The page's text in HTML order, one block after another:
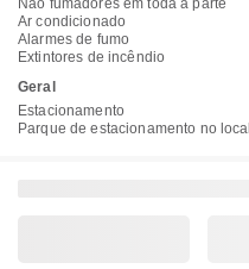
Não fumadores em toda a parte
Ar condicionado
Alarmes de fumo
Extintores de incêndio
Geral
Estacionamento
Parque de estacionamento no local